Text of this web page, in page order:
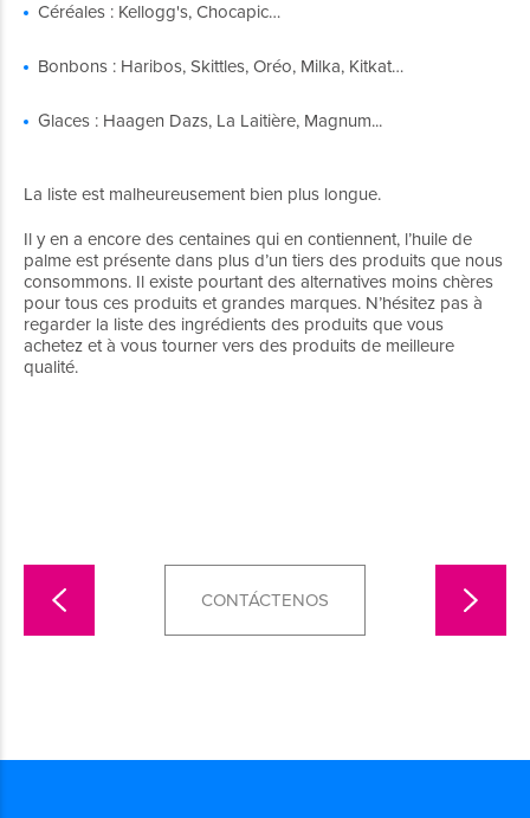
Céréales : Kellogg's, Chocapic…
Bonbons : Haribos, Skittles, Oréo, Milka, Kitkat…
Glaces : Haagen Dazs, La Laitière, Magnum...
La liste est malheureusement bien plus longue.
Il y en a encore des centaines qui en contiennent, l’huile de
palme est présente dans plus d’un tiers des produits que nous
consommons. Il existe pourtant des alternatives moins chères
pour tous ces produits et grandes marques. N’hésitez pas à
regarder la liste des ingrédients des produits que vous
achetez et à vous tourner vers des produits de meilleure
qualité.
CONTÁCTENOS